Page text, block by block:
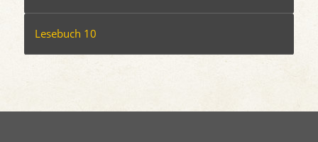
Lesebuch 10